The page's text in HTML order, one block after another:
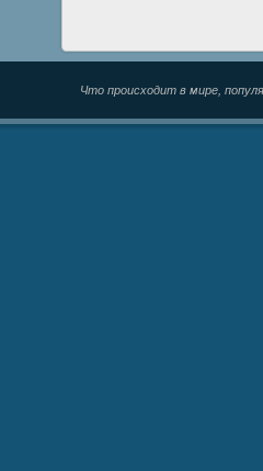
Что происходит в мире,